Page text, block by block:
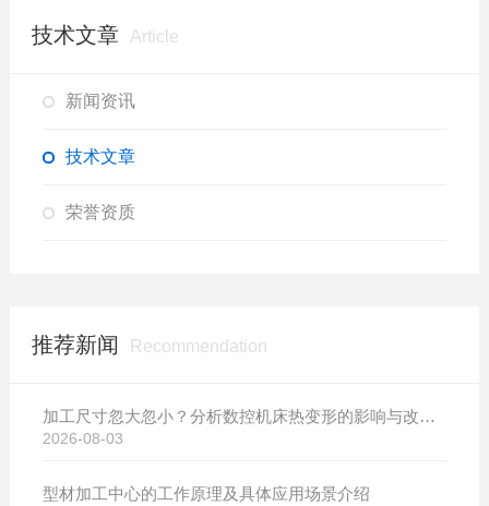
技术文章 Article
新闻资讯
技术文章
荣誉资质
推荐新闻 Recommendation
加工尺寸忽大忽小？分析数控机床热变形的影响与改善方案
2026-08-03
型材加工中心的工作原理及具体应用场景介绍